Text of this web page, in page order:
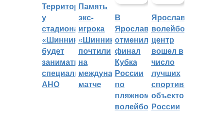
Территорией
у
стадиона
«Шинник»
будет
заниматься
специальное
АНО
Память
экс-
игрока
«Шинника»
почтили
на
международном
матче
В
Ярославле
отменили
финал
Кубка
России
по
пляжному
волейболу
Ярославский
волейбольный
центр
вошел в
число
лучших
спортивных
объектов
России